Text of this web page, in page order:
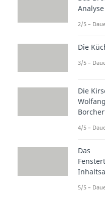
Tisch
die Frau
Abend
sagt er
und
sei. Die
in die
In diesem
Mann sie
und
an ihre
Analyse
2/5 –
Die
3/5 –
Die
Wolfang
4/5 –
Das
5/5 –